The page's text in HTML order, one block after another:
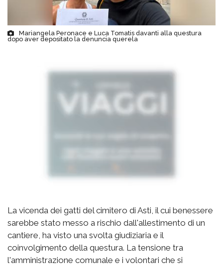
Mariangela Peronace e Luca Tomatis davanti alla questura
dopo aver depositato la denuncia querela
La vicenda dei gatti del cimitero di Asti, il cui benessere
sarebbe stato messo a rischio dall'allestimento di un
cantiere, ha visto una svolta giudiziaria e il
coinvolgimento della questura. La tensione tra
l'amministrazione comunale e i volontari che si